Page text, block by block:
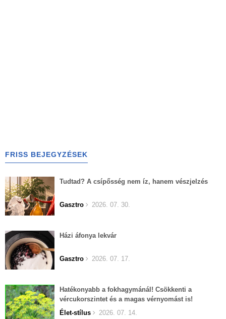
FRISS BEJEGYZÉSEK
Tudtad? A csípősség nem íz, hanem vészjelzés
Gasztro 2026. 07. 30.
Házi áfonya lekvár
Gasztro 2026. 07. 17.
Hatékonyabb a fokhagymánál! Csökkenti a
vércukorszintet és a magas vérnyomást is!
Élet-stílus
2026. 07. 14.